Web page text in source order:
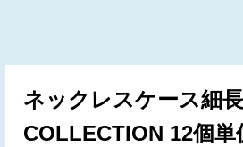
ネックレスケース細
COLLECTION 12個